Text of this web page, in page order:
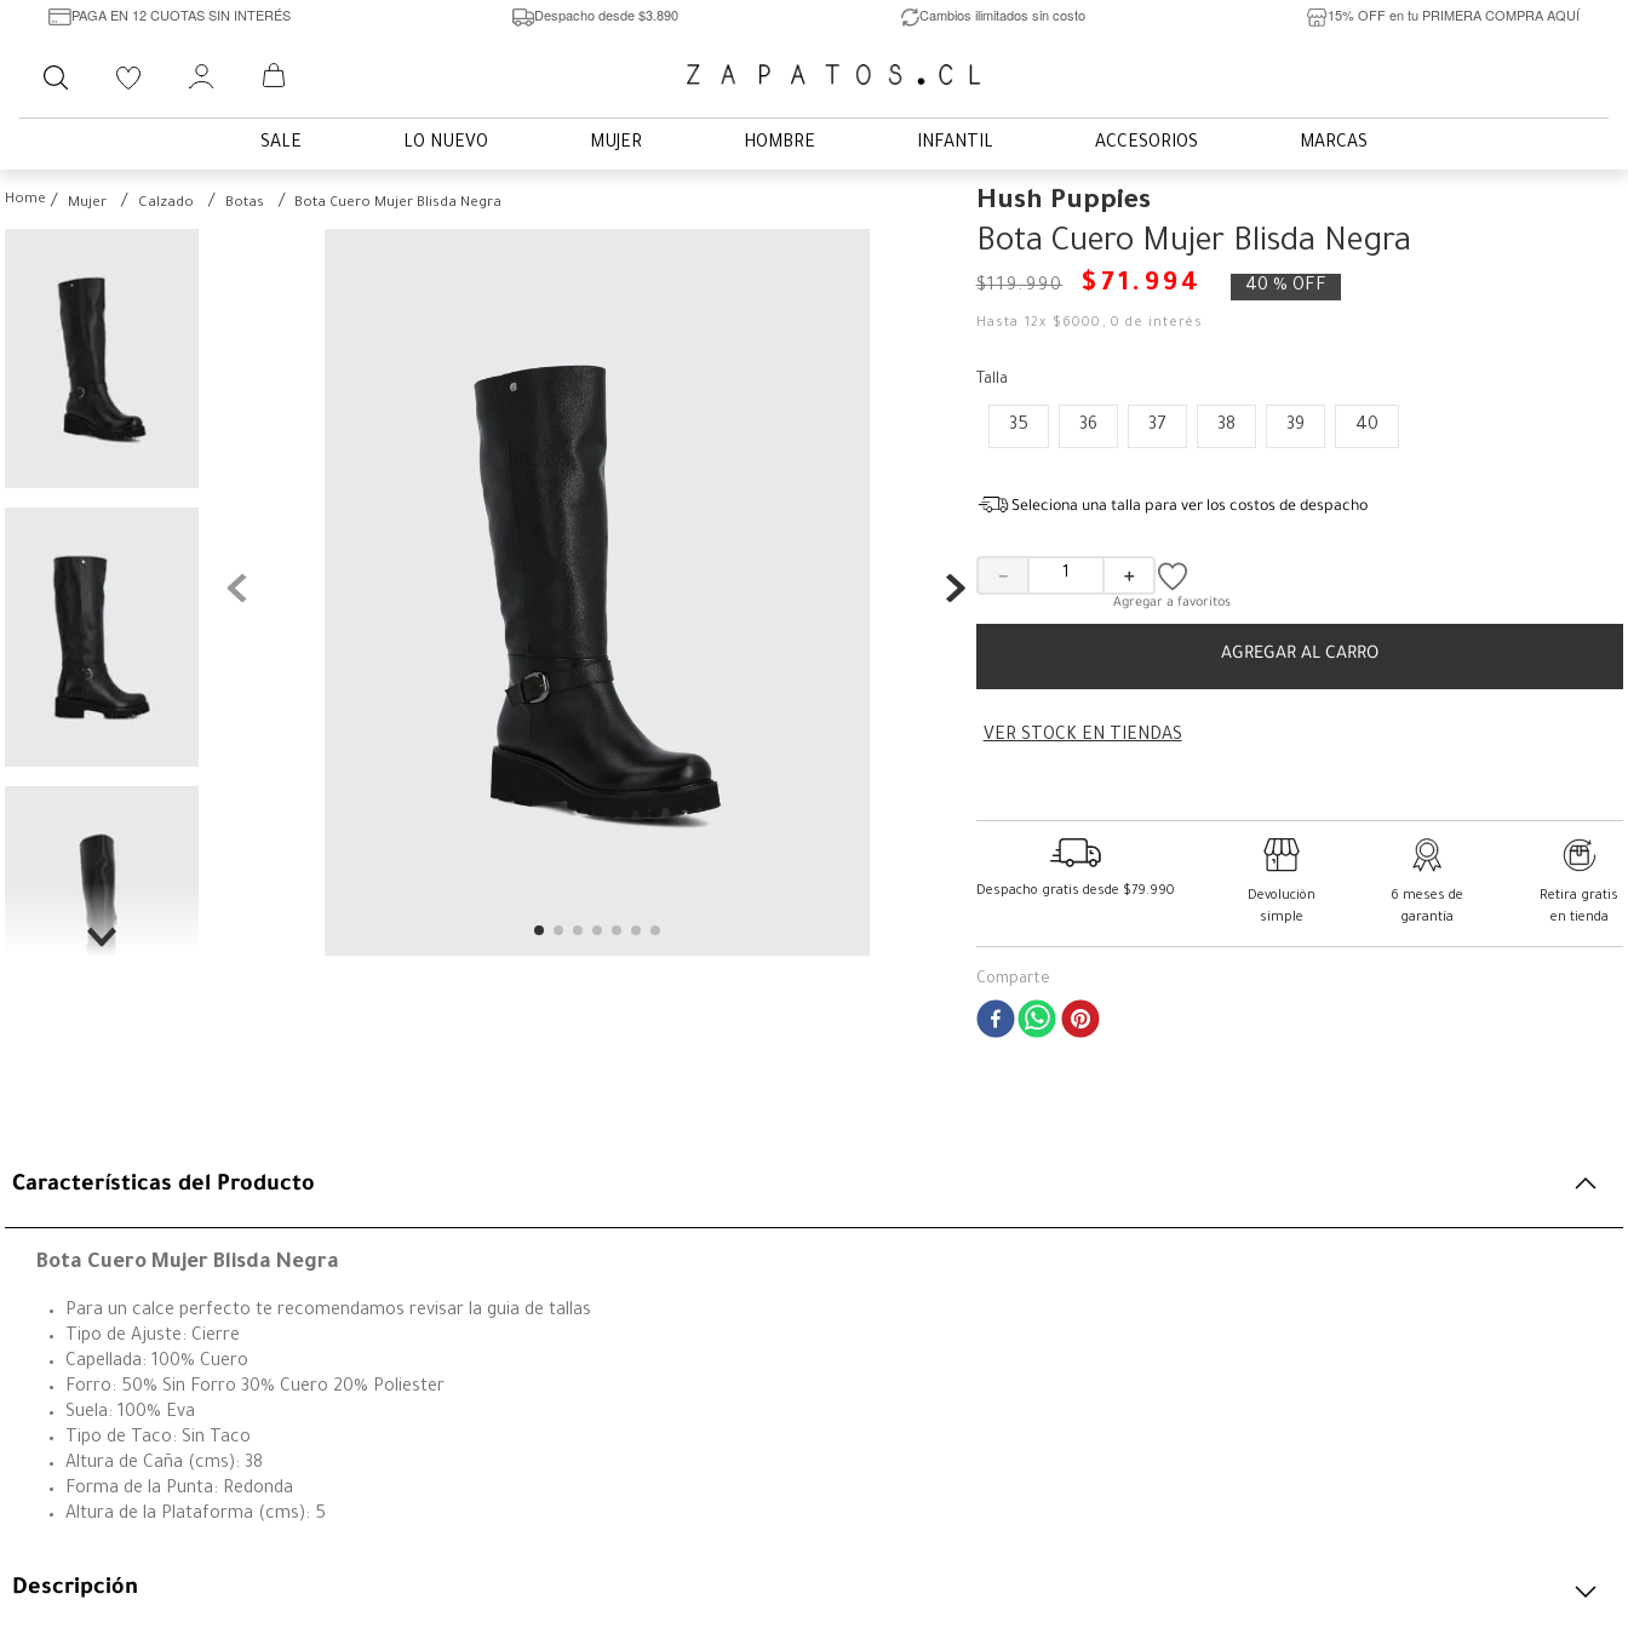
PAGA EN 12 CUOTAS SIN INTERÉS Despacho desde $3.890 Cambios ilimitados sin costo 15% OFF en tu PRIMERA COMPRA AQUÍ
Buscar
SALE LO NUEVO MUJER HOMBRE INFANTIL ACCESORIOS MARCAS
Mujer Calzado Botas Bota Cuero Mujer Blisda Negra Hush Puppies
Bota Cuero Mujer Blisda Negra
$119.990 $ 71 . 994 40 % OFF
Hasta 12x $ 6000 ,0 de interés
Talla
35 36 37 38 39 40
Seleciona una talla para ver los costos de despacho
＋
－
AGREGAR AL CARRO
VER STOCK EN TIENDAS
Despacho gratis desde $79.990
Devolución
simple
6 meses de
garantía
Retira gratis
en tienda
Comparte
Características del Producto
Bota Cuero Mujer Blisda Negra
Para un calce perfecto te recomendamos revisar la guia de tallas
Tipo de Ajuste: Cierre
Capellada: 100% Cuero
Forro: 50% Sin Forro 30% Cuero 20% Poliester
Suela: 100% Eva
Tipo de Taco: Sin Taco
Altura de Caña (cms): 38
Forma de la Punta: Redonda
Altura de la Plataforma (cms): 5
Descripción